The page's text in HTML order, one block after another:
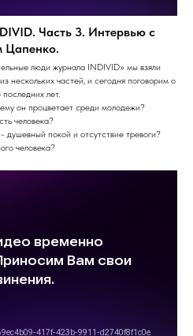
Часть 3. Интервью с
Цапенко.
люди журнала INDIVID» мы взяли
нескольких частей, и сегодня поговорим о
лет.
он процветает среди молодежи?
человека?
душевный покой и отсутствие тревоги?
человека?